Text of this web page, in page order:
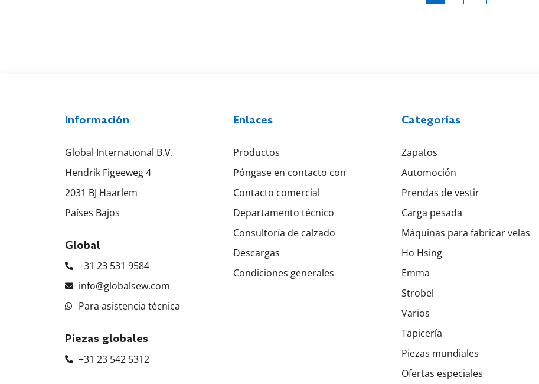
Información
Global International B.V.
Hendrik Figeeweg 4
2031 BJ Haarlem
Países Bajos
Global
+31 23 531 9584
info@globalsew.com
Para asistencia técnica
Piezas globales
+31 23 542 5312
Enlaces
Productos
Póngase en contacto con
Contacto comercial
Departamento técnico
Consultoría de calzado
Descargas
Condiciones generales
Categorías
Zapatos
Automoción
Prendas de vestir
Carga pesada
Máquinas para fabricar velas
Ho Hsing
Emma
Strobel
Varios
Tapicería
Piezas mundiales
Ofertas especiales